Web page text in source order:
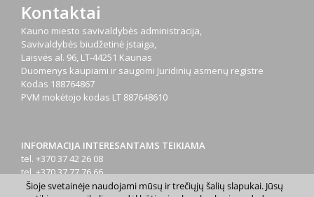
Kontaktai
Kauno miesto savivaldybės administracija,
Savivaldybės biudžetinė įstaiga,
Laisvės al. 96, LT-44251 Kaunas
Duomenys kaupiami ir saugomi Juridinių asmenų registre
Kodas 188764867
PVM mokėtojo kodas LT 887648610
INFORMACIJA INTERESANTAMS TEIKIAMA
tel. +370 37 42 26 08
tel. +370 37 77 76 66
tel. +370 660 07000
Šioje svetainėje naudojami mūsų ir trečiųjų šalių slapukai. Jūsų